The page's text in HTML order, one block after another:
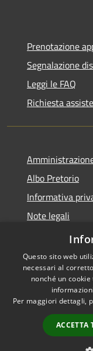
Prenotazione
Segnalazione
Leggi le FAQ
Richiesta
Albo Pretorio
Informativa
Note legali
Dichiarazione
Accessibilità
Questo sito web
necessari al
nonché un
Per maggiori dettagli,
ACCETTA